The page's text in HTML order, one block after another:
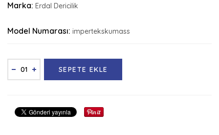
Marka: Erdal Dericilik
Model Numarası: impertekskumass
SEPETE EKLE